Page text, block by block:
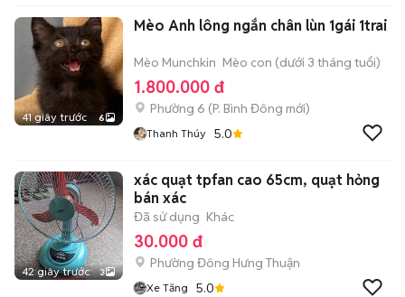
41 giây trước 6
Mèo Anh lông ngắn chân lùn 1gái 1trai
Mèo Munchkin Mèo con (dưới 3 tháng tuổi)
1.800.000 đ
Phường 6 (P. Bình Đông mới)
Thanh Thúy 5.0
42 giây trước 3
xác quạt tpfan cao 65cm, quạt hỏng
bán xác
Đã sử dụng Khác
30.000 đ
Phường Đông Hưng Thuận
Xe Tăng 5.0